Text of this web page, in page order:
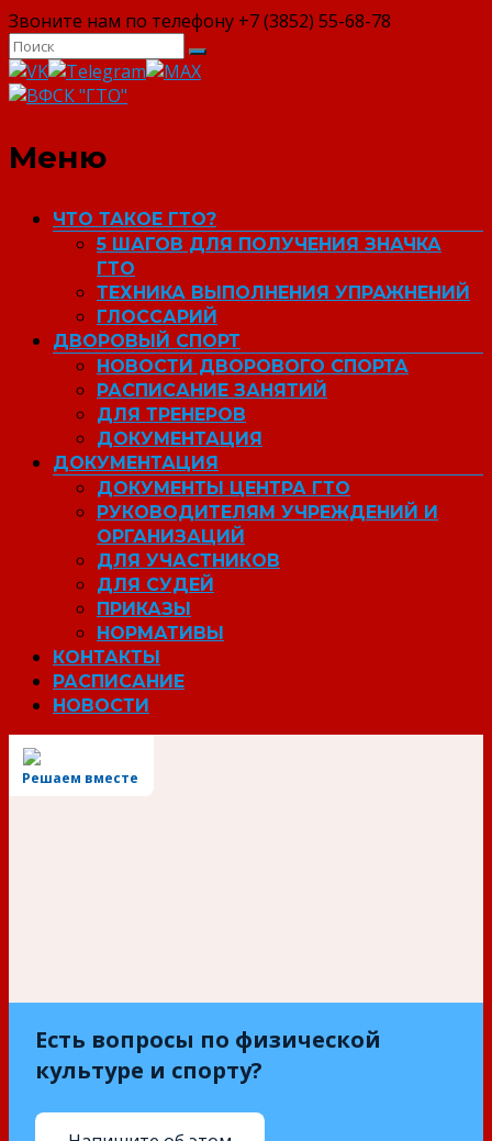
Звоните нам по телефону +7 (3852) 55-68-78
ВФСК "ГТО"
Меню
ЧТО ТАКОЕ ГТО?
5 ШАГОВ ДЛЯ ПОЛУЧЕНИЯ ЗНАЧКА
ГТО
ТЕХНИКА ВЫПОЛНЕНИЯ УПРАЖНЕНИЙ
ГЛОССАРИЙ
ДВОРОВЫЙ СПОРТ
НОВОСТИ ДВОРОВОГО СПОРТА
РАСПИСАНИЕ ЗАНЯТИЙ
ДЛЯ ТРЕНЕРОВ
ДОКУМЕНТАЦИЯ
ДОКУМЕНТАЦИЯ
ДОКУМЕНТЫ ЦЕНТРА ГТО
РУКОВОДИТЕЛЯМ УЧРЕЖДЕНИЙ И
ОРГАНИЗАЦИЙ
ДЛЯ УЧАСТНИКОВ
ДЛЯ СУДЕЙ
ПРИКАЗЫ
НОРМАТИВЫ
КОНТАКТЫ
РАСПИСАНИЕ
НОВОСТИ
Решаем вместе
Есть вопросы по физической
культуре и спорту?